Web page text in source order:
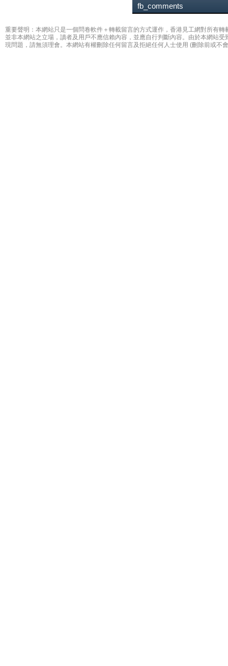
fb_comments
重要聲明：本網站只是一個問卷軟件＋轉載留言的方式運作，香港見工網對所有
並非本網站之立場，讀者及用戶不應信賴內容，並應自行判斷內容。由於本網站
現問題，請無須理會。本網站有權刪除任何留言及拒絕任何人士使用 (刪除前或